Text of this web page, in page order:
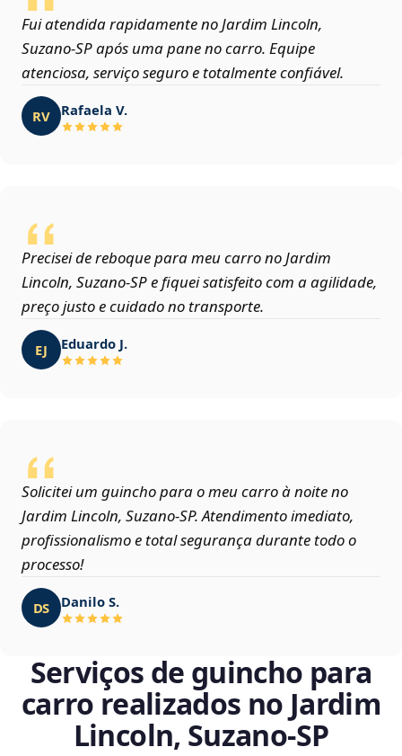
Fui atendida rapidamente no Jardim Lincoln,
Suzano‑SP após uma pane no carro. Equipe
atenciosa, serviço seguro e totalmente confiável.
RV Rafaela V.
Precisei de reboque para meu carro no Jardim
Lincoln, Suzano‑SP e fiquei satisfeito com a agilidade,
preço justo e cuidado no transporte.
EJ Eduardo J.
Solicitei um guincho para o meu carro à noite no
Jardim Lincoln, Suzano‑SP. Atendimento imediato,
profissionalismo e total segurança durante todo o
processo!
DS Danilo S.
Serviços de guincho para
carro realizados no Jardim
Lincoln, Suzano‑SP